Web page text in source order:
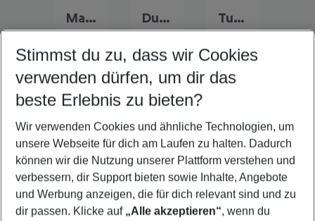
Marokko Urlaub Dubai Urlaub Tunesien Urlaub
Quicklinks
Frübucher Angebote Marsa Alam für 2026
Flug & Hotel Marsa Alam
Familienurlaub Marsa Alam
Pauschalreisen Marsa Alam
Stimmst du zu, dass wir Cookies
verwenden dürfen, um dir das
beste Erlebnis zu bieten?
Wir verwenden Cookies und ähnliche Technologien, um
unsere Webseite für dich am Laufen zu halten. Dadurch
können wir die Nutzung unserer Plattform verstehen und
verbessern, dir Support bieten sowie Inhalte, Angebote
und Werbung anzeigen, die für dich relevant sind und zu
dir passen. Klicke auf „Alle akzeptieren“, wenn du